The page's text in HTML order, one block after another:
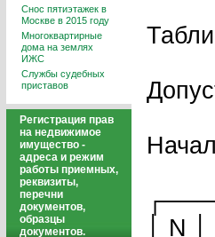
Снос пятиэтажек в
Москве в 2015 году
Многоквартирные
дома на землях
ИЖС
Службы судебных
приставов
Регистрация прав
на недвижимое
имущество -
адреса и режим
работы приемных,
реквизиты,
перечни
документов,
образцы
документов.
│ N